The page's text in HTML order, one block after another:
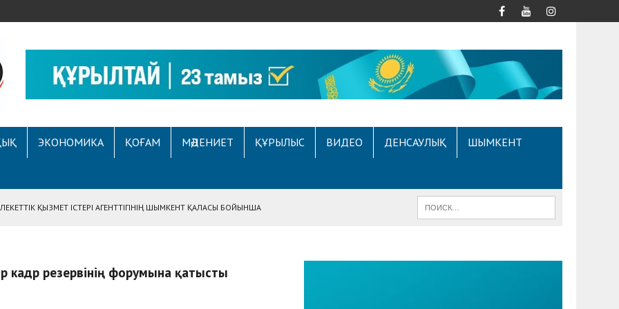
ЭКОНОМИКА ҚОҒАМ МӘДЕНИЕТ ҚҰРЫЛЫС ВИДЕО ДЕНСАУЛЫҚ ШЫМКЕНТ
ҚЫЗМЕТ ІСТЕРІ АГЕНТТІГІНІҢ ШЫМКЕНТ ҚАЛАСЫ БОЙЫНША
САУАТТЫЛЫҚ МӘСЕЛЕЛЕРІ ТАЛҚЫЛАНДЫ
СҰХБАТ БЕРІЛДІ
кадр резервінің форумына қатысты